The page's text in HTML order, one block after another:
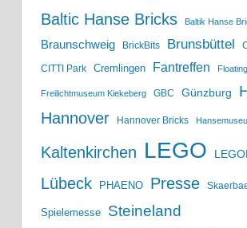
Baltic Hanse Bricks Baltik Hanse
Braunschweig BrickBits Brunsbüttel
CITTI Park Cremlingen Fantreffen
Freilichtmuseum Kiekeberg GBC Günzburg
Hannover Hannover Bricks
Kaltenkirchen LEGO
Lübeck PHAENO Presse
Spielemesse Steineland